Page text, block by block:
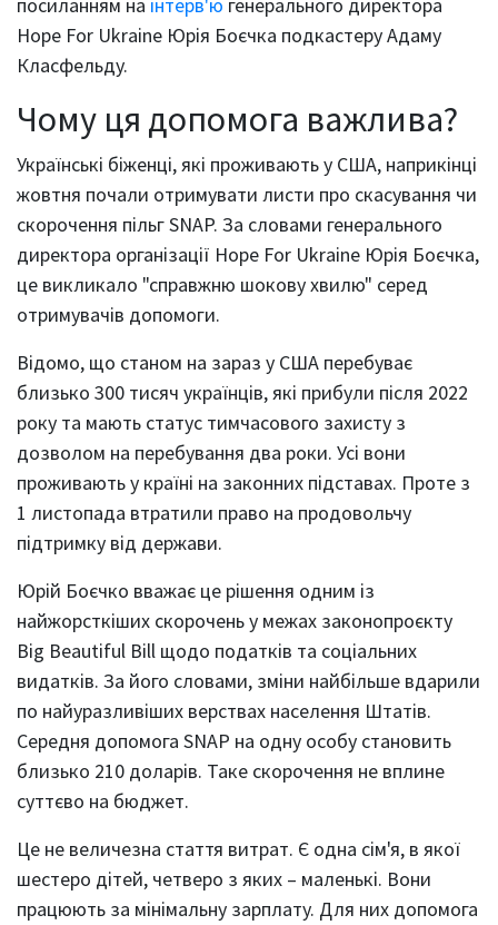
посиланням на інтерв'ю генерального директора
Hope For Ukraine Юрія Боєчка подкастеру Адаму
Класфельду.
Чому ця допомога важлива?
Українські біженці, які проживають у США, наприкінці
жовтня почали отримувати листи про скасування чи
скорочення пільг SNAP. За словами генерального
директора організації Hope For Ukraine Юрія Боєчка,
це викликало "справжню шокову хвилю" серед
отримувачів допомоги.
Відомо, що станом на зараз у США перебуває
близько 300 тисяч українців, які прибули після 2022
року та мають статус тимчасового захисту з
дозволом на перебування два роки. Усі вони
проживають у країні на законних підставах. Проте з
1 листопада втратили право на продовольчу
підтримку від держави.
Юрій Боєчко вважає це рішення одним із
найжорсткіших скорочень у межах законопроєкту
Big Beautiful Bill щодо податків та соціальних
видатків. За його словами, зміни найбільше вдарили
по найуразливіших верствах населення Штатів.
Середня допомога SNAP на одну особу становить
близько 210 доларів. Таке скорочення не вплине
суттєво на бюджет.
Це не величезна стаття витрат. Є одна сім'я, в якої
шестеро дітей, четверо з яких – маленькі. Вони
працюють за мінімальну зарплату. Для них допомога